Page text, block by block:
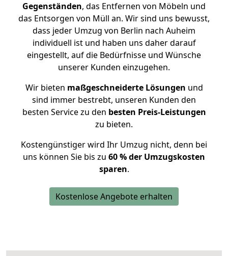
Gegenständen, das Entfernen von Möbeln und
das Entsorgen von Müll an. Wir sind uns bewusst,
dass jeder Umzug von Berlin nach Auheim
individuell ist und haben uns daher darauf
eingestellt, auf die Bedürfnisse und Wünsche
unserer Kunden einzugehen.
Wir bieten maßgeschneiderte Lösungen und
sind immer bestrebt, unseren Kunden den
besten Service zu den besten Preis-Leistungen
zu bieten.
Kostengünstiger wird Ihr Umzug nicht, denn bei
uns können Sie bis zu 60 % der Umzugskosten
sparen.
Kostenlose Angebote erhalten